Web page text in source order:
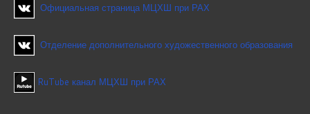
Официальная страница МЦХШ при РАХ
Отделение дополнительного художественного образования
RuTube канал МЦХШ при РАХ